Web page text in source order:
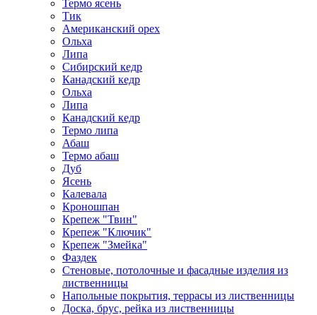
Термо ясень
Тик
Американский орех
Ольха
Липа
Сибирский кедр
Канадский кедр
Ольха
Липа
Канадский кедр
Термо липа
Абаш
Термо абаш
Дуб
Ясень
Калевала
Кроношпан
Крепеж "Твин"
Крепеж "Ключик"
Крепеж "Змейка"
Фаздек
Стеновые, потолочные и фасадные изделия из
лиственницы
Напольные покрытия, террасы из лиственницы
Доска, брус, рейка из лиственницы